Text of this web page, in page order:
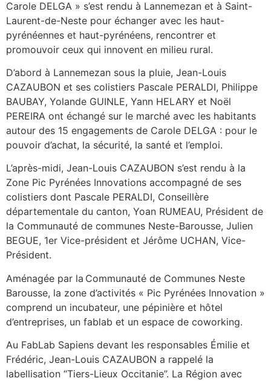
Carole DELGA » s’est rendu à Lannemezan et à Saint-
Laurent-de-Neste pour échanger avec les haut-
pyrénéennes et haut-pyrénéens, rencontrer et
promouvoir ceux qui innovent en milieu rural.
D’abord à Lannemezan sous la pluie, Jean-Louis
CAZAUBON et ses colistiers Pascale PERALDI, Philippe
BAUBAY, Yolande GUINLE, Yann HELARY et Noël
PEREIRA ont échangé sur le marché avec les habitants
autour des 15 engagements de Carole DELGA : pour le
pouvoir d’achat, la sécurité, la santé et l’emploi.
L’après-midi, Jean-Louis CAZAUBON s’est rendu à la
Zone Pic Pyrénées Innovations accompagné de ses
colistiers dont Pascale PERALDI, Conseillère
départementale du canton, Yoan RUMEAU, Président de
la Communauté de communes Neste-Barousse, Julien
BEGUE, 1er Vice-président et Jérôme UCHAN, Vice-
Président.
Aménagée par la Communauté de Communes Neste
Barousse, la zone d’activités « Pic Pyrénées Innovation »
comprend un incubateur, une pépinière et hôtel
d’entreprises, un fablab et un espace de coworking.
Au FabLab Sapiens devant les responsables Émilie et
Frédéric, Jean-Louis CAZAUBON a rappelé la
labellisation “Tiers-Lieux Occitanie”. La Région avec